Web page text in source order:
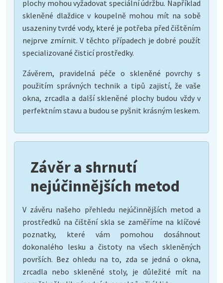
plochy mohou vyžadovat speciální údržbu. Například
skleněné dlaždice v koupelně mohou mít na sobě
usazeniny tvrdé vody, které je potřeba před čištěním
nejprve zmírnit. V těchto případech je dobré použít
specializované čisticí prostředky.
Závěrem, pravidelná péče o skleněné povrchy s
použitím správných technik a tipů zajistí, že vaše
okna, zrcadla a další skleněné plochy budou vždy v
perfektním stavu a budou se pyšnit krásným leskem.
Závěr a shrnutí
nejúčinnějších metod
V závěru našeho přehledu nejúčinnějších metod a
prostředků na čištění skla se zaměříme na klíčové
poznatky, které vám pomohou dosáhnout
dokonalého lesku a čistoty na všech skleněných
površích. Bez ohledu na to, zda se jedná o okna,
zrcadla nebo skleněné stoly, je důležité mít na